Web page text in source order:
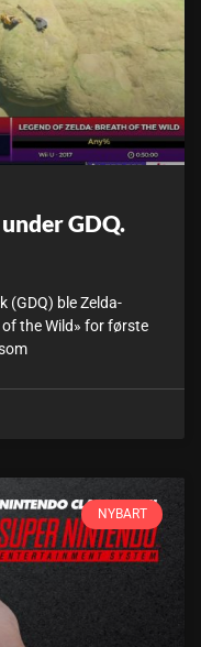
GDQ.
(GDQ) ble Zelda-
the Wild» for første
NYBART